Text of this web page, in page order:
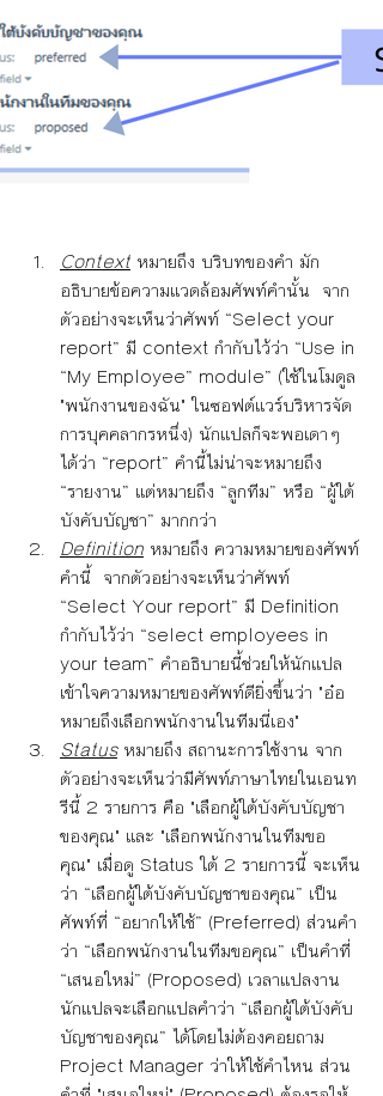
Context หมายถึง บริบทของคำ มัก
อธิบายข้อความแวดล้อมศัพท์คำนั้น  จาก
ตัวอย่างจะเห็นว่าศัพท์ “Select your
report” มี context กำกับไว้ว่า “Use in
“My Employee” module” (ใช้ในโมดูล
"พนักงานของฉัน" ในซอฟต์แวร์บริหารจัด
การบุคคลากรหนึ่ง) นักแปลก็จะพอเดาๆ
ได้ว่า “report” คำนี้ไม่น่าจะหมายถึง
“รายงาน” แต่หมายถึง “ลูกทีม” หรือ “ผู้ใต้
บังคับบัญชา” มากกว่า
Definition หมายถึง ความหมายของศัพท์
คำนี้  จากตัวอย่างจะเห็นว่าศัพท์
“Select Your report” มี Definition
กำกับไว้ว่า “select employees in
your team” คำอธิบายนี้ช่วยให้นักแปล
เข้าใจความหมายของศัพท์ดียิ่งขึ้นว่า "อ๋อ
หมายถึงเลือกพนักงานในทีมนี่เอง"
Status หมายถึง สถานะการใช้งาน จาก
ตัวอย่างจะเห็นว่ามีศัพท์ภาษาไทยในเอนท
รีนี้ 2 รายการ คือ "เลือกผู้ใต้บังคับบัญชา
ของคุณ" และ "เลือกพนักงานในทีมขอ
คุณ" เมื่อดู Status ใต้ 2 รายการนี้ จะเห็น
ว่า “เลือกผู้ใต้บังคับบัญชาของคุณ” เป็น
ศัพท์ที่ “อยากให้ใช้” (Preferred) ส่วนคำ
ว่า “เลือกพนักงานในทีมขอคุณ” เป็นคำที่
“เสนอใหม่” (Proposed) เวลาแปลงาน
นักแปลจะเลือกแปลคำว่า “เลือกผู้ใต้บังคับ
บัญชาของคุณ” ได้โดยไม่ต้องคอยถาม
Project Manager ว่าให้ใช้คำไหน ส่วน